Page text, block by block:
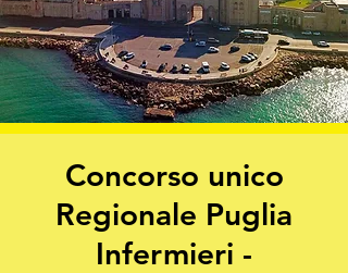
Concorso unico
Regionale Puglia
Infermieri -